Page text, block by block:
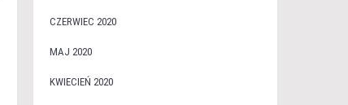
CZERWIEC 2020
MAJ 2020
KWIECIEŃ 2020